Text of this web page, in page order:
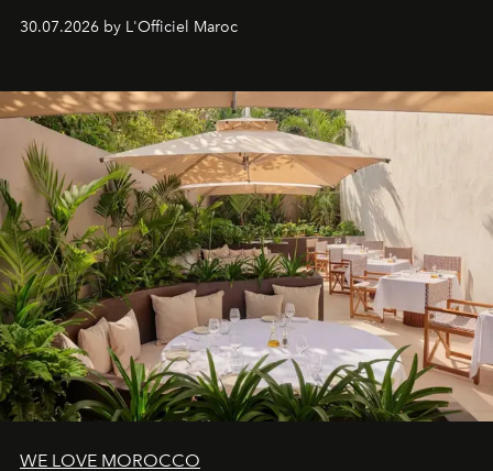
neuro-cosmétique, parcours thermal et studio dédié au
entièreté, entre science des émotions et rituels
reposants.
30.07.2026 by L'Officiel Maroc
WE LOVE MOROCCO